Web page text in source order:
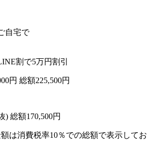
自宅で
割で5万円割引
円 総額225,500円
) 総額170,500円
額は消費税率10％での総額で表示してお